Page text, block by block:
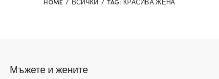
Мъжете и жените